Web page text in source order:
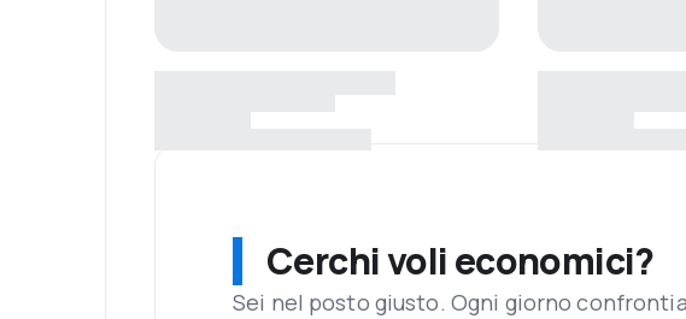
Cerchi voli economici?
Sei nel posto giusto. Ogni giorno